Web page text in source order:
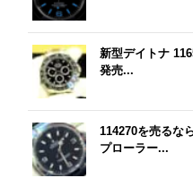
新型デイトナ
発売...
114270を売るな
プローラー...